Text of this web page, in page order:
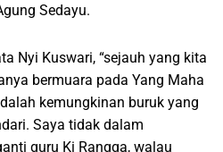
Sedayu.
Nyi Kuswari, “sejauh yang kita
bermuara pada Yang Maha
kemungkinan buruk yang
Saya tidak dalam
guru Ki Rangga, walau